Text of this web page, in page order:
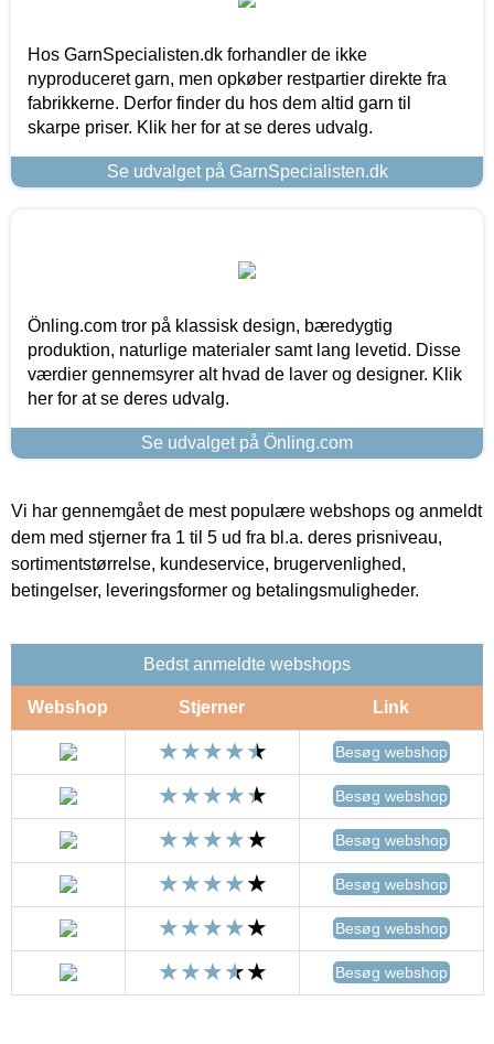
Hos GarnSpecialisten.dk forhandler de ikke
nyproduceret garn, men opkøber restpartier direkte fra
fabrikkerne. Derfor finder du hos dem altid garn til
skarpe priser. Klik her for at se deres udvalg.
Se udvalget på GarnSpecialisten.dk
Önling.com tror på klassisk design, bæredygtig
produktion, naturlige materialer samt lang levetid. Disse
værdier gennemsyrer alt hvad de laver og designer. Klik
her for at se deres udvalg.
Se udvalget på Önling.com
Vi har gennemgået de mest populære webshops og anmeldt
dem med stjerner fra 1 til 5 ud fra bl.a. deres prisniveau,
sortimentstørrelse, kundeservice, brugervenlighed,
betingelser, leveringsformer og betalingsmuligheder.
Bedst anmeldte webshops
Webshop Stjerner Link
Besøg webshop
Besøg webshop
Besøg webshop
Besøg webshop
Besøg webshop
Besøg webshop